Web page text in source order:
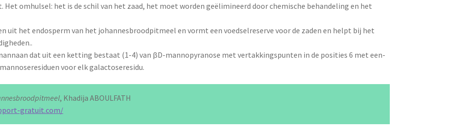
omhulsel: het is de schil van het zaad, het moet worden geëlimineerd door chemische behandeling en het
uit het endosperm van het johannesbroodpitmeel en vormt een voedselreserve voor de zaden en helpt bij het
dat uit een ketting bestaat (1-4) van βD-mannopyranose met vertakkingspunten in de posities 6 met een-
voor elk galactoseresidu.
, Khadija ABOULFATH
gratuit.com/